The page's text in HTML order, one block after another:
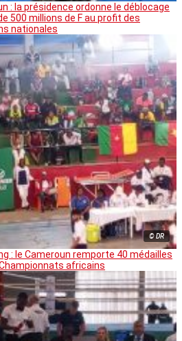
: la présidence ordonne le déblocage
500 millions de F au profit des
nationales
© DR
: le Cameroun remporte 40 médailles
africains